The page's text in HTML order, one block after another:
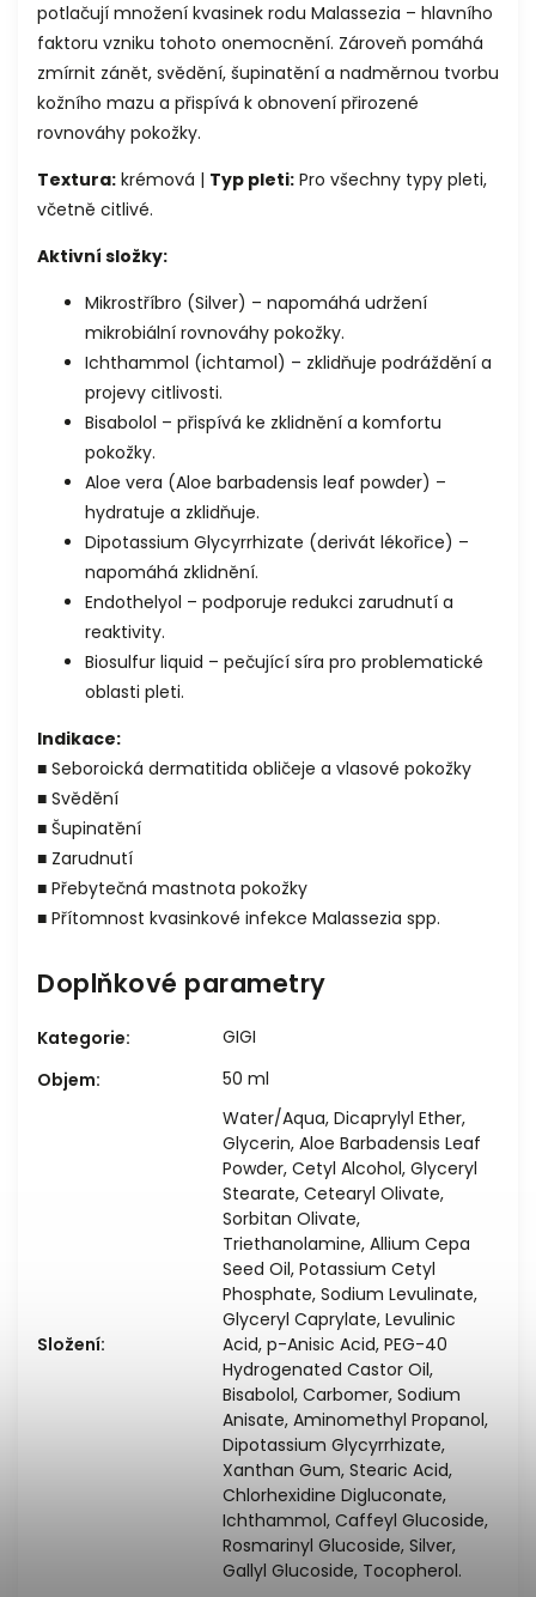
potlačují množení kvasinek rodu Malassezia – hlavního
faktoru vzniku tohoto onemocnění. Zároveň pomáhá
zmírnit zánět, svědění, šupinatění a nadměrnou tvorbu
kožního mazu a přispívá k obnovení přirozené
rovnováhy pokožky.
Textura: krémová | Typ pleti: Pro všechny typy pleti,
včetně citlivé.
Aktivní složky:
Mikrostříbro (Silver) – napomáhá udržení
mikrobiální rovnováhy pokožky.
Ichthammol (ichtamol) – zklidňuje podráždění a
projevy citlivosti.
Bisabolol – přispívá ke zklidnění a komfortu
pokožky.
Aloe vera (Aloe barbadensis leaf powder) –
hydratuje a zklidňuje.
Dipotassium Glycyrrhizate (derivát lékořice) –
napomáhá zklidnění.
Endothelyol – podporuje redukci zarudnutí a
reaktivity.
Biosulfur liquid – pečující síra pro problematické
oblasti pleti.
Indikace:
■ Seboroická dermatitida obličeje a vlasové pokožky
■ Svědění
■ Šupinatění
■ Zarudnutí
■ Přebytečná mastnota pokožky
■ Přítomnost kvasinkové infekce Malassezia spp.
Doplňkové parametry
Kategorie:
GIGI
Objem: 50 ml
Složení:
Water/Aqua, Dicaprylyl Ether,
Glycerin, Aloe Barbadensis Leaf
Powder, Cetyl Alcohol, Glyceryl
Stearate, Cetearyl Olivate,
Sorbitan Olivate,
Triethanolamine, Allium Cepa
Seed Oil, Potassium Cetyl
Phosphate, Sodium Levulinate,
Glyceryl Caprylate, Levulinic
Acid, p-Anisic Acid, PEG-40
Hydrogenated Castor Oil,
Bisabolol, Carbomer, Sodium
Anisate, Aminomethyl Propanol,
Dipotassium Glycyrrhizate,
Xanthan Gum, Stearic Acid,
Chlorhexidine Digluconate,
Ichthammol, Caffeyl Glucoside,
Rosmarinyl Glucoside, Silver,
Gallyl Glucoside, Tocopherol.